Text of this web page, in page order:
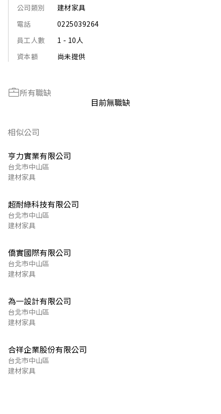
公司類別
建材家具
電話
0225039264
員工人數
1 - 10人
資本額
尚未提供
所有職缺
目前無職缺
相似公司
亨力實業有限公司
台北市中山區
建材家具
超耐綠科技有限公司
台北市中山區
建材家具
僑實國際有限公司
台北市中山區
建材家具
為一設計有限公司
台北市中山區
建材家具
合祥企業股份有限公司
台北市中山區
建材家具